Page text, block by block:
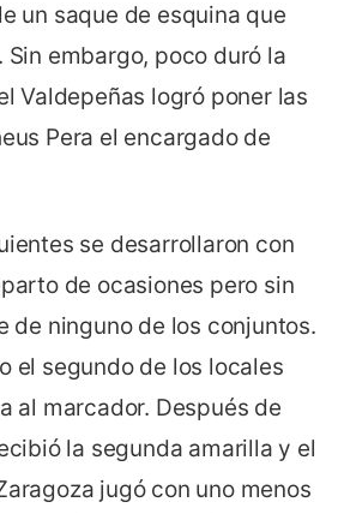
un saque de esquina que
Sin embargo, poco duró la
Valdepeñas logró poner las
Pera el encargado de
se desarrollaron con
de ocasiones pero sin
de ninguno de los conjuntos.
el segundo de los locales
al marcador. Después de
la segunda amarilla y el
jugó con uno menos